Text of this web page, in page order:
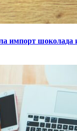
импорт шоколада